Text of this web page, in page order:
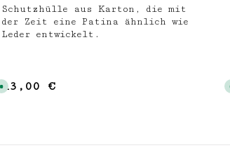
Schutzhülle aus Karton, die mit
der Zeit eine Patina ähnlich wie
Leder entwickelt.
Regulärer Preis:
S
o
e
13,00 €